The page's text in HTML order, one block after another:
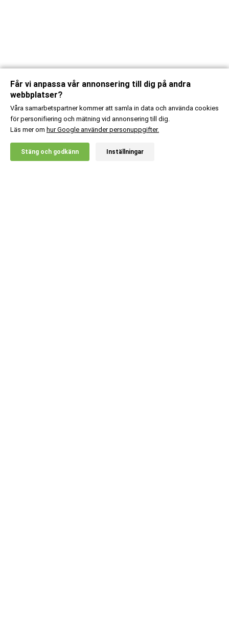
20% RABATT!
X
Får vi anpassa vår annonsering till dig på andra
webbplatser?
Våra samarbetspartner kommer att samla in data och använda cookies
för personifiering och mätning vid annonsering till dig.
Läs mer om hur Google använder personuppgifter.
Stäng och godkänn Inställningar